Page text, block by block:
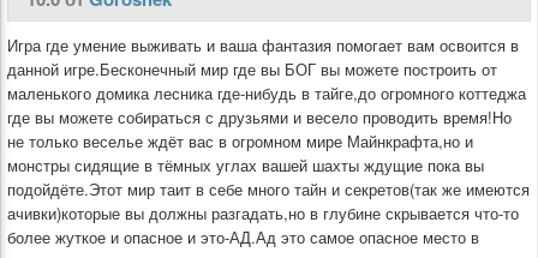
Игра где умение выживать и ваша фантазия помогает вам освоится в
данной игре.Бесконечный мир где вы БОГ вы можете построить от
маленького домика лесника где-нибудь в тайге,до огромного коттеджа
где вы можете собираться с друзьями и весело проводить время!Но
не только веселье ждёт вас в огромном мире Майнкрафта,но и
монстры сидящие в тёмных углах вашей шахты ждущие пока вы
подойдёте.Этот мир таит в себе много тайн и секретов(так же имеются
ачивки)которые вы должны разгадать,но в глубине скрывается что-то
более жуткое и опасное и это-АД.Ад это самое опасное место в